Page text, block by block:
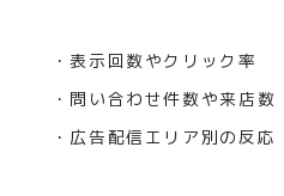
・表示回数やクリック率
・問い合わせ件数や来店数
・広告配信エリア別の反応